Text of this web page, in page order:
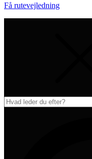
Få rutevejledning